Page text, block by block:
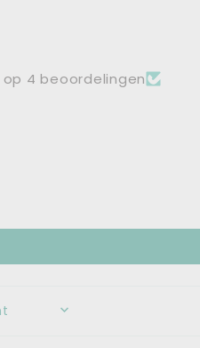
4 beoordelingen